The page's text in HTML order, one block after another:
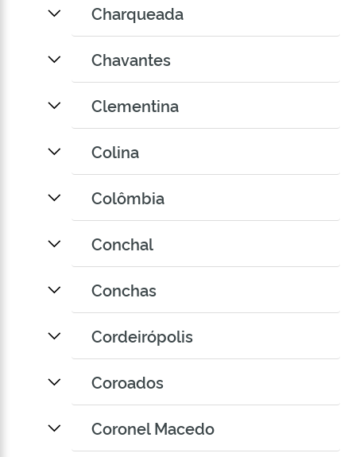
Charqueada
Chavantes
Clementina
Colina
Colômbia
Conchal
Conchas
Cordeirópolis
Coroados
Coronel Macedo